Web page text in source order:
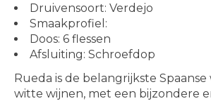
Druivensoort: Verdejo
Smaakprofiel:
Doos: 6 flessen
Afsluiting: Schroefdop
Rueda is de belangrijkste
witte wijnen, met een bijzondere